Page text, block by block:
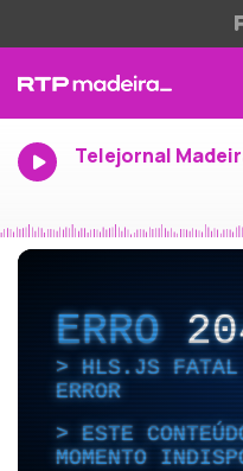
Telejornal
ERRO
HLS.JS FATAL
ERROR
ESTE
MOMENTO